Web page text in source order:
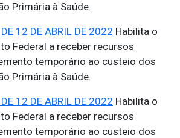
Primária à Saúde.
12 DE ABRIL DE 2022 Habilita o
Federal a receber recursos
temporário ao custeio dos
Primária à Saúde.
12 DE ABRIL DE 2022 Habilita o
Federal a receber recursos
temporário ao custeio dos